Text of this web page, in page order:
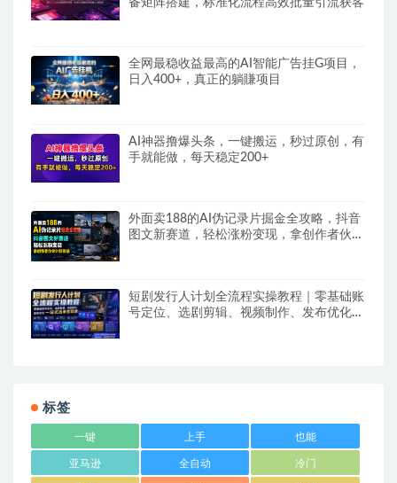
全网最稳收益最高的AI智能广告挂G项目，
日入400+，真正的躺賺项目
AI神器撸爆头条，一键搬运，秒过原创，有
手就能做，每天稳定200+
外面卖188的AI伪记录片掘金全攻略，抖音
图文新赛道，轻松涨粉变现，拿创作者伙伴
短剧发行人计划全流程实操教程｜零基础账
号定位、选剧剪辑、视频制作、发布优化一
标签
一键 上手 也能
亚马逊 全自动 冷门